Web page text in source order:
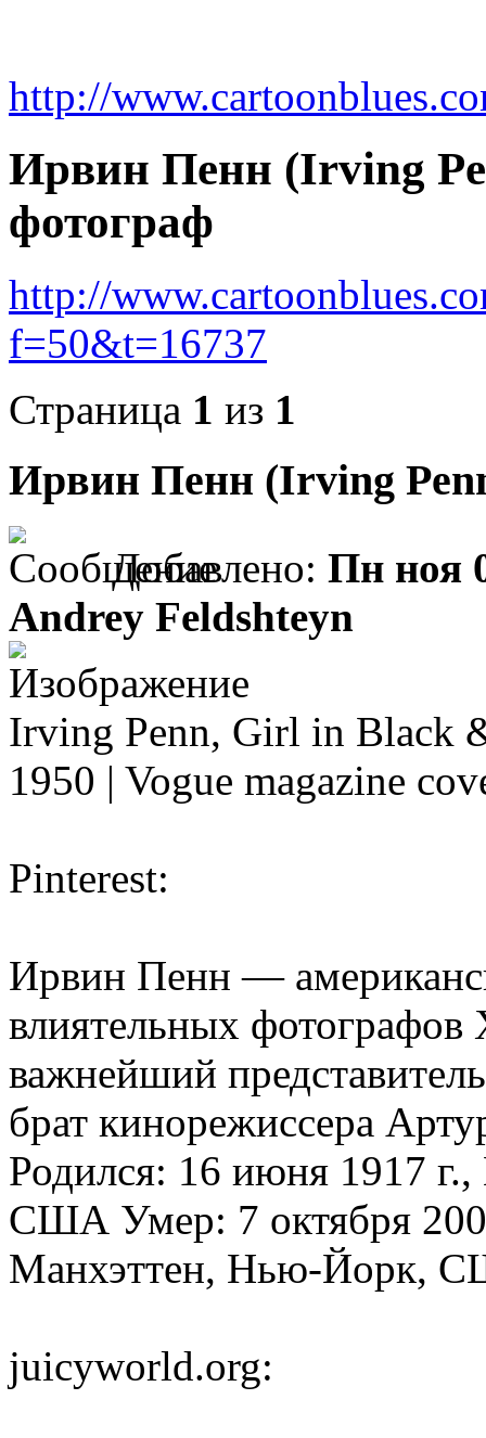
http://
Ирвин Пенн (Irving
фотограф
http://
f=50&t=16737
Страница 1 из 1
Ирвин Пенн (Irving
Добавлено: Пн ноя
Andrey Feldshteyn
Irving Penn, Girl in Black
1950 | Vogue magazine
Pinterest:
Ирвин Пенн —
влиятельных фотографов
важнейший
брат кинорежиссера
Родился: 16 июня 1917
США Умер: 7 октября
Манхэттен, Нью-Йорк,
juicyworld.org: